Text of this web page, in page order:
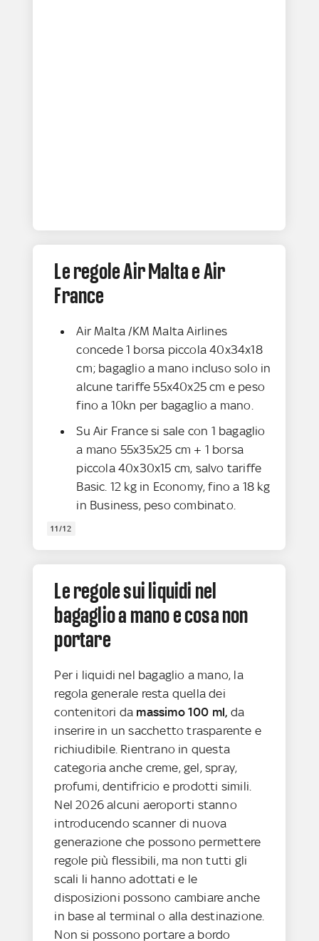
Le regole Air Malta e Air
France
Air Malta /KM Malta Airlines
concede 1 borsa piccola 40x34x18
cm; bagaglio a mano incluso solo in
alcune tariffe 55x40x25 cm e peso
fino a 10kn per bagaglio a mano.
Su Air France si sale con 1 bagaglio
a mano 55x35x25 cm + 1 borsa
piccola 40x30x15 cm, salvo tariffe
Basic. 12 kg in Economy, fino a 18 kg
in Business, peso combinato.
11/12
Le regole sui liquidi nel
bagaglio a mano e cosa non
portare
Per i liquidi nel bagaglio a mano, la
regola generale resta quella dei
contenitori da massimo 100 ml, da
inserire in un sacchetto trasparente e
richiudibile. Rientrano in questa
categoria anche creme, gel, spray,
profumi, dentifricio e prodotti simili.
Nel 2026 alcuni aeroporti stanno
introducendo scanner di nuova
generazione che possono permettere
regole più flessibili, ma non tutti gli
scali li hanno adottati e le
disposizioni possono cambiare anche
in base al terminal o alla destinazione.
Non si possono portare a bordo